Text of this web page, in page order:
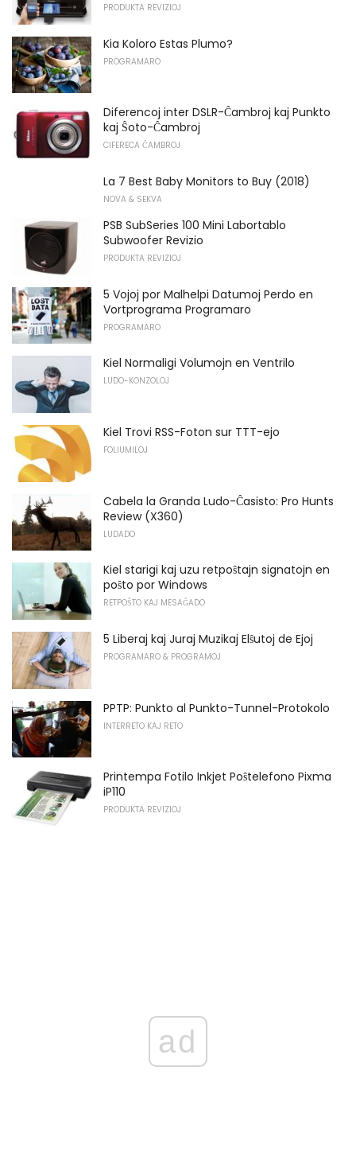
PRODUKTA REVIZIOJ
Kia Koloro Estas Plumo?
PROGRAMARO
Diferencoj inter DSLR-Ĉambroj kaj Punkto
kaj Ŝoto-Ĉambroj
CIFERECA ĈAMBROJ
La 7 Best Baby Monitors to Buy (2018)
NOVA & SEKVA
PSB SubSeries 100 Mini Labortablo
Subwoofer Revizio
PRODUKTA REVIZIOJ
5 Vojoj por Malhelpi Datumoj Perdo en
Vortprograma Programaro
PROGRAMARO
Kiel Normaligi Volumojn en Ventrilo
LUDO-KONZOLOJ
Kiel Trovi RSS-Foton sur TTT-ejo
FOLIUMILOJ
Cabela la Granda Ludo-Ĉasisto: Pro Hunts
Review (X360)
LUDADO
Kiel starigi kaj uzu retpoŝtajn signatojn en
poŝto por Windows
RETPOŜTO KAJ MESAĜADO
5 Liberaj kaj Juraj Muzikaj Elŝutoj de Ejoj
PROGRAMARO & PROGRAMOJ
PPTP: Punkto al Punkto-Tunnel-Protokolo
INTERRETO KAJ RETO
Printempa Fotilo Inkjet Poŝtelefono Pixma
iP110
PRODUKTA REVIZIOJ
ad